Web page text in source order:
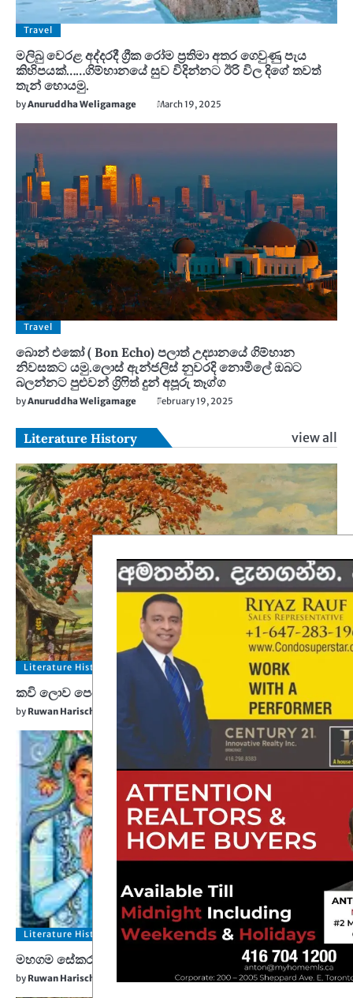
Travel
මලිබු වෙරළ අද්දරදී ග්‍රීක රෝම ප්‍රතිමා අතර ගෙවුණු පැය
කිහිපයක්……ගිම්හානයේ සුව විදින්නට ඊරි විල දිගේ තවත්
තැන් හොයමු.
byAnuruddha Weligamage March 19, 2025
Travel
බොන් එකෝ ( Bon Echo) පලාත් උද්‍යානයේ ගිම්හාන
නිවසකට යමු.ලොස් ඇන්ජලිස් නුවරදි නොමිලේ ඔබට
බලන්නට පුළුවන් ග්‍රිෆිත් දුන් අපූරු තෑග්ග
byAnuruddha Weligamage February 19, 2025
Literature History view all
Literature History
කවි ලොව පෙරළියක් කළ ‘සුදෝසුදු’
by Ruwan Harischandra May 19, 2025
Literature History
මහගම සේකර දුටු සිංහල අවුරුද්ද!
by Ruwan Harischandra April 19, 2025